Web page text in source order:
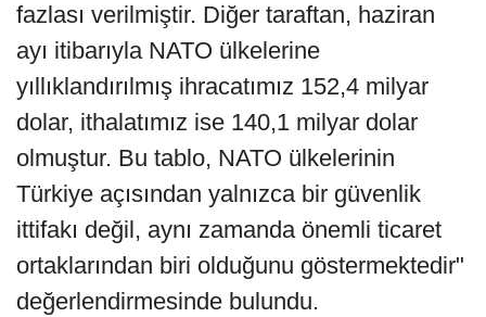
fazlası verilmiştir. Diğer taraftan, haziran
ayı itibarıyla NATO ülkelerine
yıllıklandırılmış ihracatımız 152,4 milyar
dolar, ithalatımız ise 140,1 milyar dolar
olmuştur. Bu tablo, NATO ülkelerinin
Türkiye açısından yalnızca bir güvenlik
ittifakı değil, aynı zamanda önemli ticaret
ortaklarından biri olduğunu göstermektedir"
değerlendirmesinde bulundu.